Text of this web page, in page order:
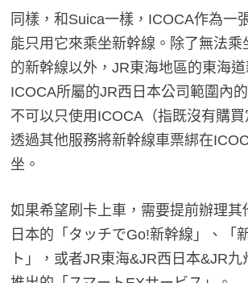
同樣，和Suica一樣，ICOCA作為一
能只用它來乘坐新幹線。除了無法乘
的新幹線以外，JR東海地區的東海
ICOCA所屬的JR西日本公司範圍內
不可以只使用ICOCA（指既沒有購
透過其他服務將新幹線車票綁在
坐。
如果希望刷卡上車，需要提前辦理其
日本的「タッチでGo!新幹線」、「
ト」，或者JR東海&JR西日本&JR